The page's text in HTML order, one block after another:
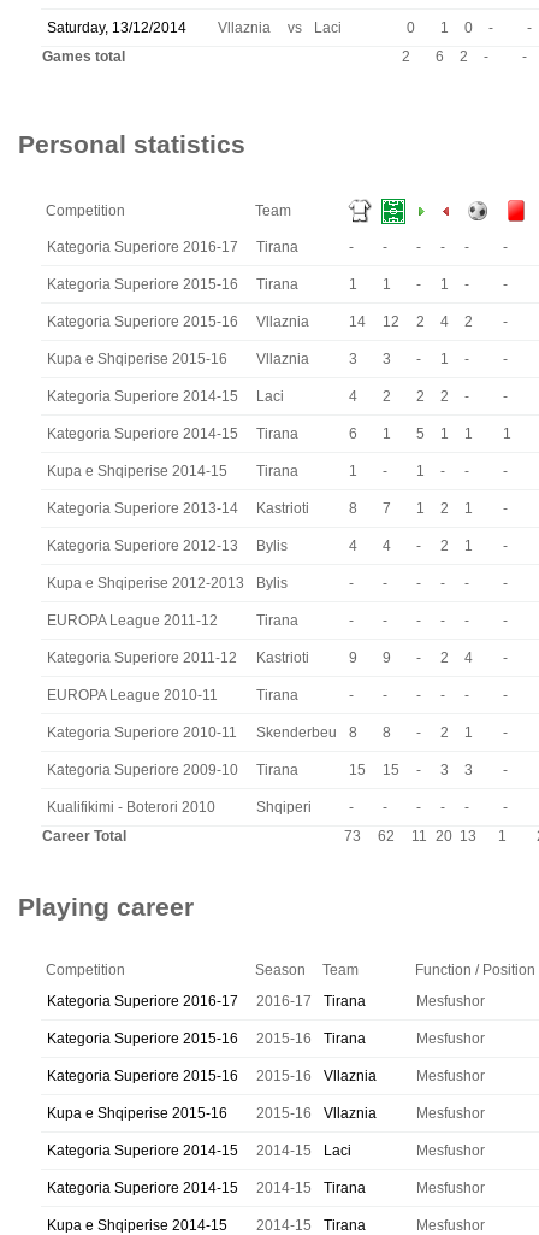
Saturday, 13/12/2014 Vllaznia vs Laci 0 1 0 -
-
Games total
2 6 2 - -
Personal statistics
Competition Team
Kategoria Superiore 2016-17 Tirana - - - - - -
Kategoria Superiore 2015-16 Tirana 1 1 - 1 - -
Kategoria Superiore 2015-16 Vllaznia 14 12 2 4 2 -
Kupa e Shqiperise 2015-16 Vllaznia 3 3 - 1 - -
Kategoria Superiore 2014-15 Laci 4 2 2 2 - -
Kategoria Superiore 2014-15 Tirana 6 1 5 1 1 1
Kupa e Shqiperise 2014-15 Tirana 1 - 1 - - -
Kategoria Superiore 2013-14 Kastrioti 8 7 1 2 1 -
Kategoria Superiore 2012-13 Bylis 4 4 - 2 1 -
Kupa e Shqiperise 2012-2013 Bylis - - - - - -
EUROPA League 2011-12 Tirana - - - - - -
Kategoria Superiore 2011-12 Kastrioti 9 9 - 2 4 -
EUROPA League 2010-11 Tirana - - - - - -
Kategoria Superiore 2010-11 Skenderbeu 8 8 - 2 1 -
Kategoria Superiore 2009-10 Tirana 15 15 - 3 3 -
Kualifikimi - Boterori 2010 Shqiperi - - - - -
-
Career Total
73 62 11 20 13 1
Playing career
Competition Season Team
Function / Position
Kategoria Superiore 2016-17
2016-17 Tirana Mesfushor
Kategoria Superiore 2015-16 2015-16 Tirana Mesfushor
Kategoria Superiore 2015-16 2015-16 Vllaznia Mesfushor
Kupa e Shqiperise 2015-16 2015-16 Vllaznia Mesfushor
Kategoria Superiore 2014-15 2014-15 Laci Mesfushor
Kategoria Superiore 2014-15 2014-15 Tirana Mesfushor
Kupa e Shqiperise 2014-15 2014-15 Tirana Mesfushor